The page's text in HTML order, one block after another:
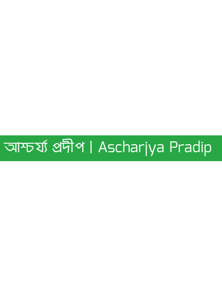
আশ্চর্য্য প্রদীপ | Ascharjya Pradip